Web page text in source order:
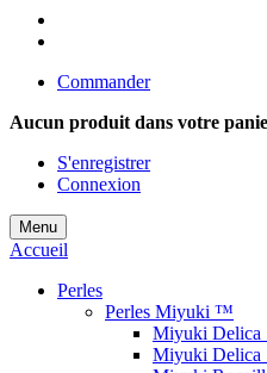
Commander
Aucun produit dans votre
S'enregistrer
Connexion
Menu
Accueil
Perles
Perles Miyuki ™
Miyuki Delica
Miyuki Delica